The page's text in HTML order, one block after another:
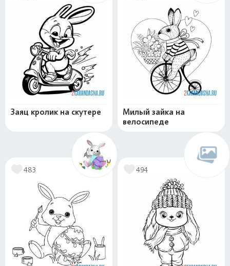
Заяц кролик на скутере
Милый зайка на
велосипеде
483 494